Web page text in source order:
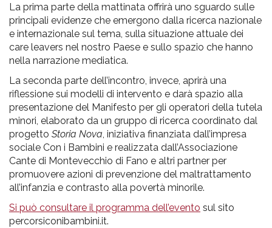
La prima parte della mattinata offrirà uno sguardo sulle
principali evidenze che emergono dalla ricerca nazionale
e internazionale sul tema, sulla situazione attuale dei
care leavers nel nostro Paese e sullo spazio che hanno
nella narrazione mediatica.
La seconda parte dell’incontro, invece, aprirà una
riflessione sui modelli di intervento e darà spazio alla
presentazione del Manifesto per gli operatori della tutela
minori, elaborato da un gruppo di ricerca coordinato dal
progetto Storia Nova , iniziativa finanziata dall’impresa
sociale Con i Bambini e realizzata dall’Associazione
Cante di Montevecchio di Fano e altri partner per
promuovere azioni di prevenzione del maltrattamento
all’infanzia e contrasto alla povertà minorile.
Si può consultare il programma dell’evento sul sito
percorsiconibambini.it.